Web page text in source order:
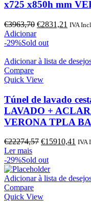
x725 x850h mm
€3963,70 O
preço
original
€3963,70.
€2831,21 O
IVA
Adicionar
-29%Sold out
Adicionar à lista de
Compare
Quick View
Túnel de lavado
LAVADO +
VERONA TPLA
€22274,57 O
original
era:
€22274,57.
€15910,41 O
IVA
Ler mais
-29%Sold out
Adicionar à lista de
Compare
Quick View